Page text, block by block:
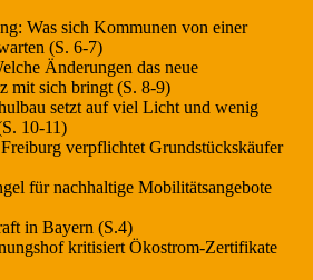
Was sich Kommunen von einer
(S. 6-7)
Änderungen das neue
mit sich bringt (S. 8-9)
setzt auf viel Licht und wenig
10-11)
verpflichtet Grundstückskäufer
für nachhaltige Mobilitätsangebote
in Bayern (S.4)
kritisiert Ökostrom-Zertifikate